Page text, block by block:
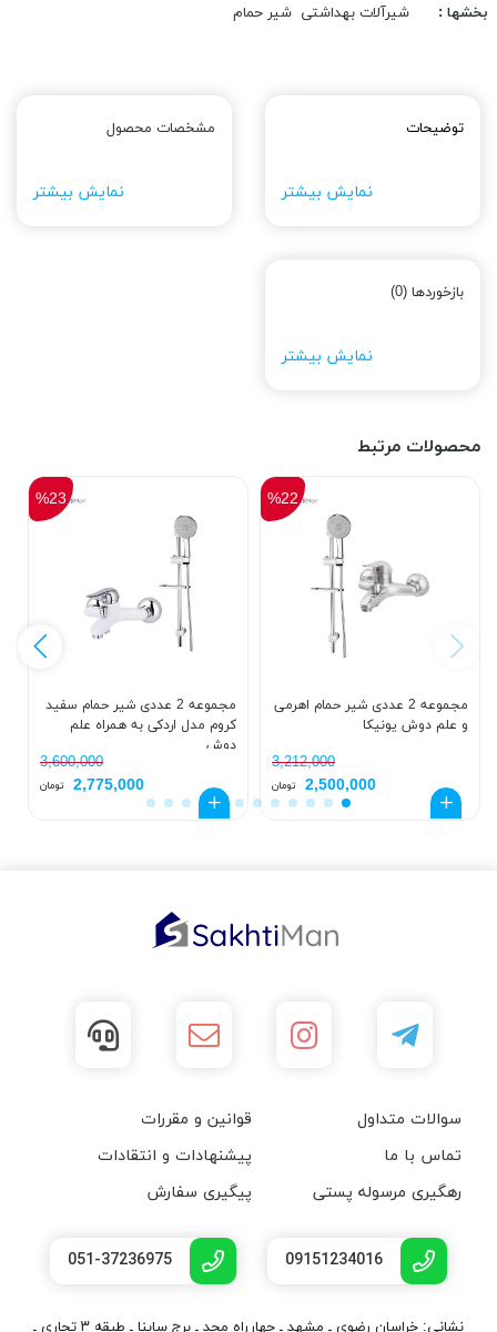
بخشها : شیرآلات بهداشتی شیر حمام
توضیحات
نمایش بیشتر
مشخصات محصول
نمایش بیشتر
بازخوردها (0)
نمایش بیشتر
محصولات مرتبط
مجموعه 2 عددی شیر حمام اهرمی
و علم دوش یونیکا
3,212,000
%22
2,500,000 تومان
مجموعه 2 عددی شیر حمام سفید
کروم مدل اردکی به همراه علم
دوش
3,600,000
%23
2,775,000 تومان
سوالات متداول
قوانین و مقررات
تماس با ما
پیشنهادات و انتقادات
رهگیری مرسوله پستی
پیگیری سفارش
09151234016
051-37236975
نشانی: خراسان رضوی ـ مشهد ـ چهارراه مجد ـ برج ساینا ـ طبقه ۳ تجاری ـ